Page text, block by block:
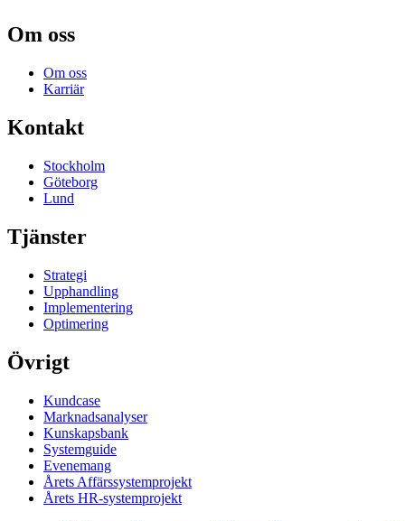
Om oss
Om oss
Karriär
Kontakt
Stockholm
Göteborg
Lund
Tjänster
Strategi
Upphandling
Implementering
Optimering
Övrigt
Kundcase
Marknadsanalyser
Kunskapsbank
Systemguide
Evenemang
Årets Affärssystemprojekt
Årets HR-systemprojekt